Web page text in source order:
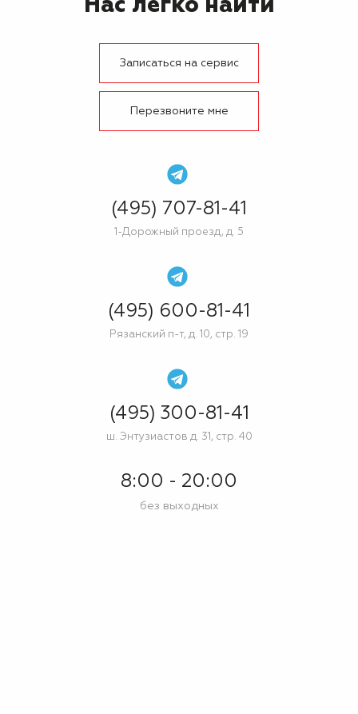
Нас легко найти
Записаться на сервис
Перезвоните мне
(495) 707-81-41
1-Дорожный проезд, д. 5
(495) 600-81-41
Рязанский п-т, д. 10, стр. 19
(495) 300-81-41
ш. Энтузиастов д. 31, стр. 40
8:00 - 20:00
без выходных